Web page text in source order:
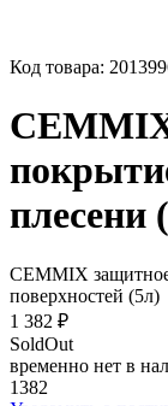
Код товара:
плесени
CEMMIX
поверхностей (5л)
1 382 ₽
SoldOut
временно нет в
1382